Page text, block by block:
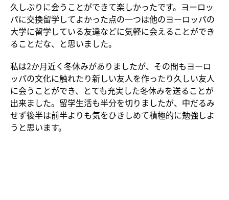
久しぶりに会うことができて楽しかったです。ヨーロッ
パに交換留学してよかった点の一つは他のヨーロッパの
大学に留学している友達などに気軽に会えることができ
ることだな、と思いました。
私は2か月近く冬休みがありましたが、その間もヨーロ
ッパの文化に触れたり新しい友人を作ったり久しい友人
に会うことができ、とても充実した冬休みを送ることが
出来ました。留学生活も半分を切りましたが、中だるみ
せず後半は前半よりも気をひきしめて積極的に勉強しよ
うと思います。